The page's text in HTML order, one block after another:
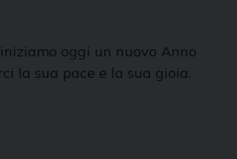
oggi un nuovo Anno
la sua pace e la sua gioia.